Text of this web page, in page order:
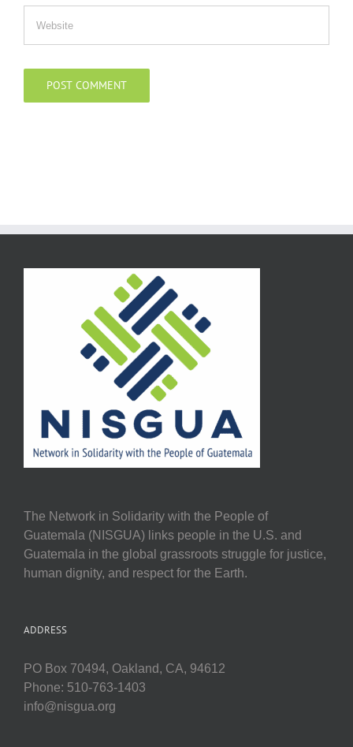
The Network in Solidarity with the People of
Guatemala (NISGUA) links people in the U.S. and
Guatemala in the global grassroots struggle for justice,
human dignity, and respect for the Earth.
ADDRESS
PO Box 70494, Oakland, CA, 94612
Phone: 510-763-1403
info@nisgua.org